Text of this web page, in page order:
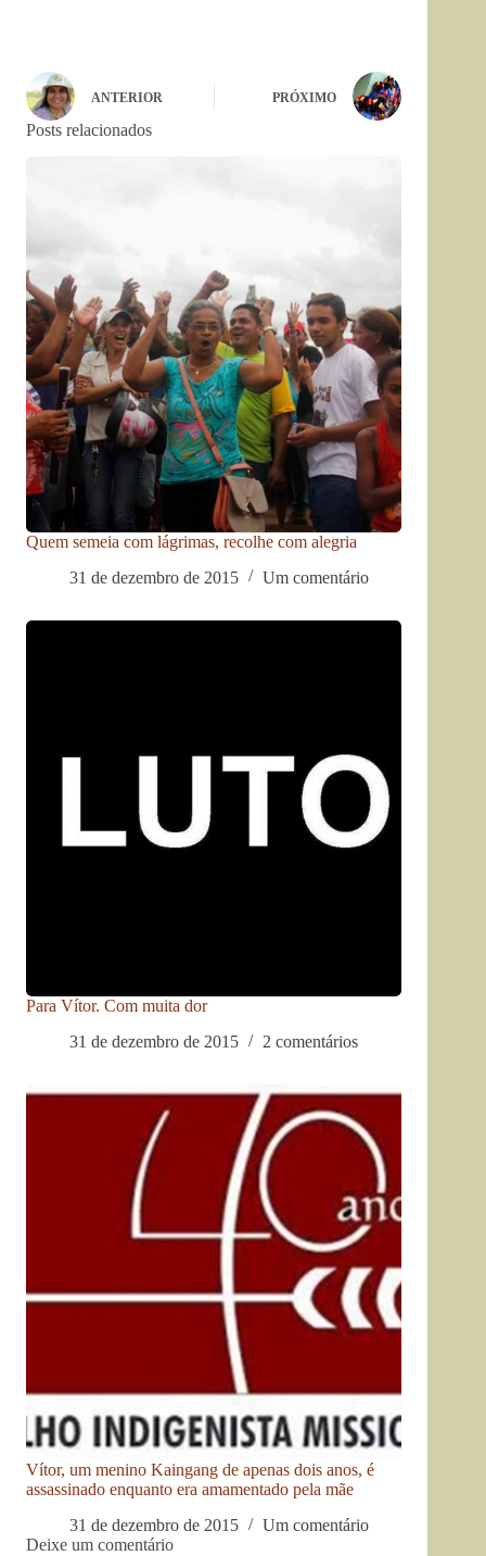
ANTERIOR PRÓXIMO
Posts relacionados
Quem semeia com lágrimas, recolhe com alegria
31 de dezembro de 2015
Um comentário
Para Vítor. Com muita dor
31 de dezembro de 2015
2 comentários
Vítor, um menino Kaingang de apenas dois anos, é
assassinado enquanto era amamentado pela mãe
31 de dezembro de 2015
Um comentário
Deixe um comentário